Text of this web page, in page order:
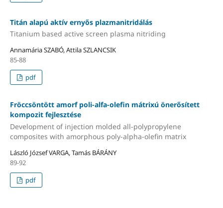
Titán alapú aktív ernyős plazmanitridálás
Titanium based active screen plasma nitriding
Annamária SZABÓ, Attila SZLANCSIK
85-88
pdf
Fröccsöntött amorf poli-alfa-olefin mátrixú önerősített
kompozit fejlesztése
Development of injection molded all-polypropylene
composites with amorphous poly-alpha-olefin matrix
László József VARGA, Tamás BÁRÁNY
89-92
pdf